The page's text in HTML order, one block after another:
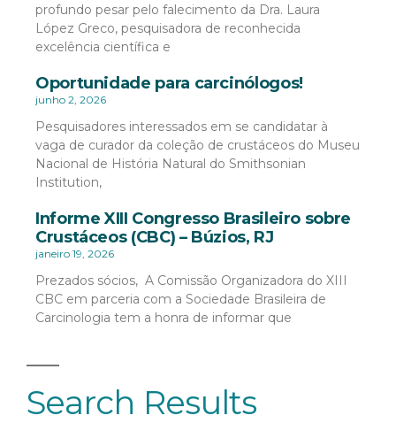
Search Results
profundo pesar pelo falecimento da Dra. Laura
López Greco, pesquisadora de reconhecida
excelência científica e
Oportunidade para carcinólogos!
junho 2, 2026
Pesquisadores interessados em se candidatar à
vaga de curador da coleção de crustáceos do Museu
Nacional de História Natural do Smithsonian
Institution,
Informe XIII Congresso Brasileiro sobre
Crustáceos (CBC) – Búzios, RJ
janeiro 19, 2026
Prezados sócios, A Comissão Organizadora do XIII
CBC em parceria com a Sociedade Brasileira de
Carcinologia tem a honra de informar que